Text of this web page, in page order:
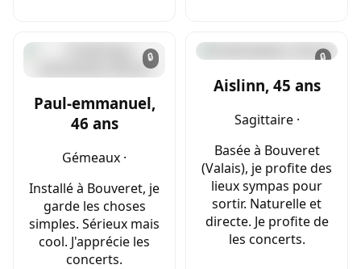
🔒
Paul-emmanuel,
46 ans
Gémeaux ·
Installé à Bouveret, je
garde les choses
simples. Sérieux mais
cool. J'apprécie les
concerts.
🔒
Aislinn, 45 ans
Sagittaire ·
Basée à Bouveret
(Valais), je profite des
lieux sympas pour
sortir. Naturelle et
directe. Je profite de
les concerts.